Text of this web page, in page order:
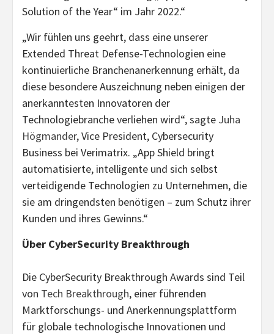
Solution of the Year“ im Jahr 2022.“
„Wir fühlen uns geehrt, dass eine unserer
Extended Threat Defense-Technologien eine
kontinuierliche Branchenanerkennung erhält, da
diese besondere Auszeichnung neben einigen der
anerkanntesten Innovatoren der
Technologiebranche verliehen wird“, sagte Juha
Högmander, Vice President, Cybersecurity
Business bei Verimatrix. „App Shield bringt
automatisierte, intelligente und sich selbst
verteidigende Technologien zu Unternehmen, die
sie am dringendsten benötigen – zum Schutz ihrer
Kunden und ihres Gewinns.“
Über CyberSecurity Breakthrough
Die CyberSecurity Breakthrough Awards sind Teil
von Tech Breakthrough, einer führenden
Marktforschungs- und Anerkennungsplattform
für globale technologische Innovationen und